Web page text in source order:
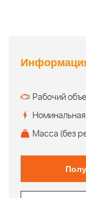
Рабочий
Масса (без